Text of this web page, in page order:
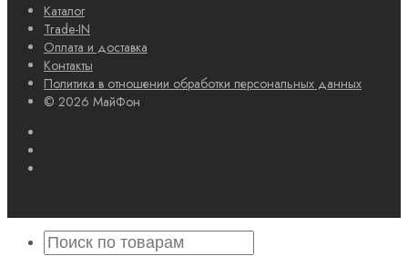
Каталог
Trade-IN
Оплата и доставка
Контакты
Политика в отношении обработки персональных данных
© 2026 МайФон